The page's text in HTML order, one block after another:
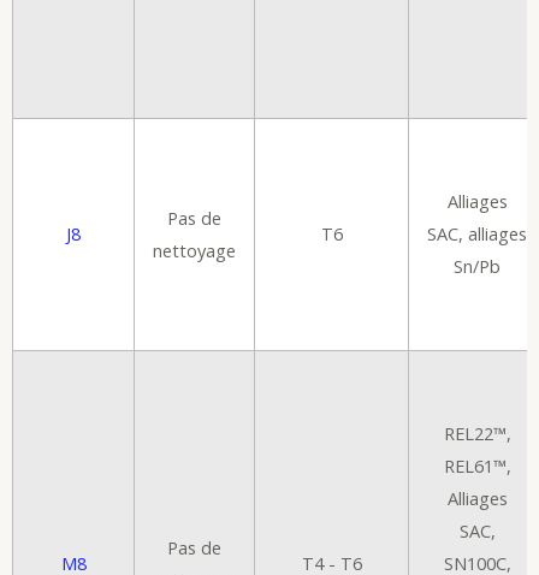
J8
Pas de
nettoyage
T6
Alliages
SAC, alliages
Sn/Pb
M8
Pas de
T4 - T6
REL22™,
REL61™,
Alliages
SAC,
SN100C,